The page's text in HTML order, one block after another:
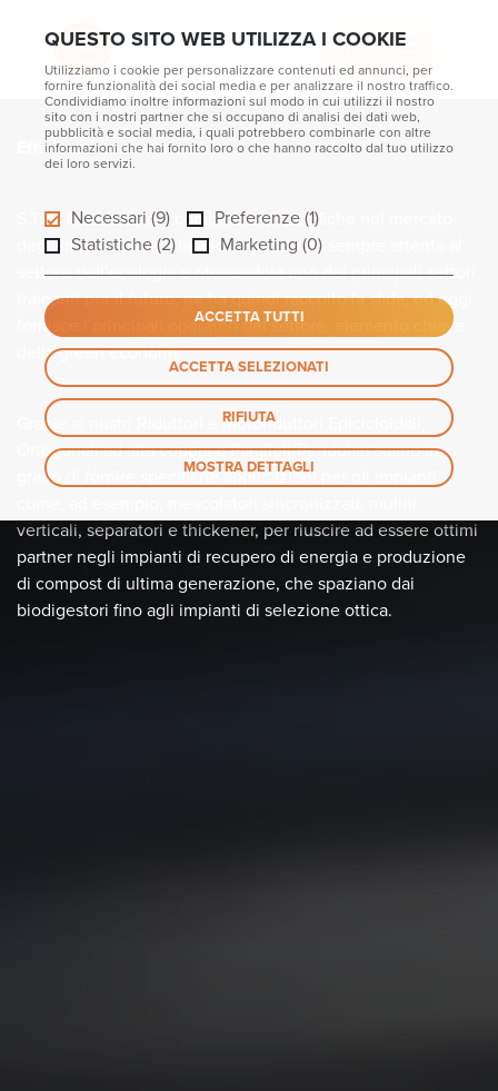
QUESTO SITO WEB UTILIZZA I COOKIE
Utilizziamo i cookie per personalizzare contenuti ed annunci, per
fornire funzionalità dei social media e per analizzare il nostro traffico.
Condividiamo inoltre informazioni sul modo in cui utilizzi il nostro
sito con i nostri partner che si occupano di analisi dei dati web,
pubblicità e social media, i quali potrebbero combinarle con altre
informazioni che hai fornito loro o che hanno raccolto dal tuo utilizzo
dei loro servizi.
Necessari (9)
Preferenze (1)
Statistiche (2)
Marketing (0)
ACCETTA TUTTI
ACCETTA SELEZIONATI
RIFIUTA
MOSTRA DETTAGLI
MENU
Riciclaggio
Efficienza in movimento
S.T.M. ha sviluppato competenze specifiche nel mercato
degli impianti di riciclaggio, essendo da sempre attenta al
settore dell’ecologia e ritenendola uno dei principali settori
trainanti per il futuro; ne ha quindi raccolto la sfida, ed oggi
fornisce i principali operatori del settore, elemento chiave
della green economy.
Grazie ai nostri Riduttori e Motoriduttori Epicicloidali,
Ortogonali ad alta coppia e Paralleli/Pendolari siamo in
grado di fornire specifiche applicazioni per gli impianti
verticali, separatori e thickener, per riuscire ad essere ottimi
partner negli impianti di recupero di energia e produzione
di compost di ultima generazione, che spaziano dai
biodigestori fino agli impianti di selezione ottica.